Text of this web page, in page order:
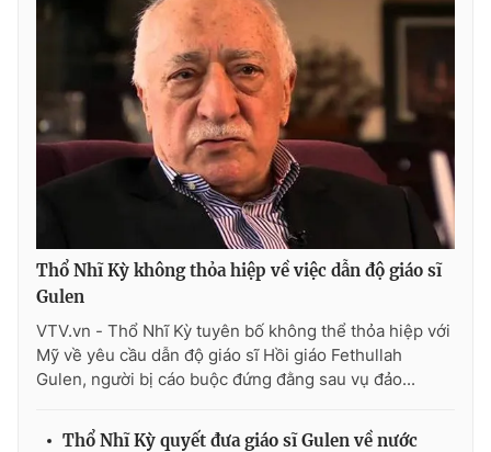
Infographic
Shorts video
VTV Money VTV Thể thao
Bất động sản
Thị trường 24h Tấm lòng Việt
VTV4 Vươn mình bằng AI
Thổ Nhĩ Kỳ không thỏa hiệp về việc dẫn độ giáo sĩ
Gulen
VTV.vn - Thổ Nhĩ Kỳ tuyên bố không thể thỏa hiệp với
Mỹ về yêu cầu dẫn độ giáo sĩ Hồi giáo Fethullah
Gulen, người bị cáo buộc đứng đằng sau vụ đảo...
Thổ Nhĩ Kỳ quyết đưa giáo sĩ Gulen về nước